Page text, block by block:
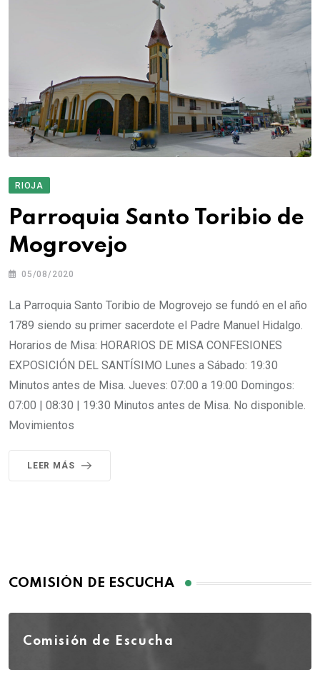
RIOJA
Parroquia Santo Toribio de
Mogrovejo
05/08/2020
La Parroquia Santo Toribio de Mogrovejo se fundó en el año
1789 siendo su primer sacerdote el Padre Manuel Hidalgo.
Horarios de Misa: HORARIOS DE MISA CONFESIONES
EXPOSICIÓN DEL SANTÍSIMO Lunes a Sábado: 19:30
Minutos antes de Misa. Jueves: 07:00 a 19:00 Domingos:
07:00 | 08:30 | 19:30 Minutos antes de Misa. No disponible.
Movimientos
LEER MÁS
COMISIÓN DE ESCUCHA
Comisión de Escucha